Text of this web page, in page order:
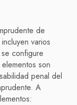
de
varios
configure
son
penal del
A